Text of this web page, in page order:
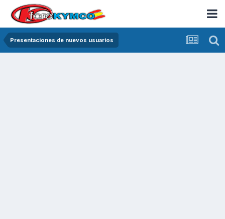
Presentaciones de nuevos usuarios